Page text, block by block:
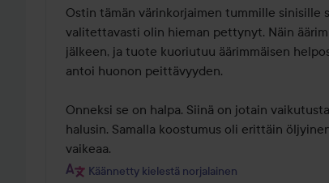
/
5
Ostin tämän värinkorjaimen tummille sinisille
valitettavasti olin hieman pettynyt. Näin
jälkeen, ja tuote kuoriutuu äärimmäisen
antoi huonon peittävyyden.
Onneksi se on halpa. Siinä on jotain
halusin. Samalla koostumus oli erittäin
vaikeaa.
Käännetty kielestä norjalainen